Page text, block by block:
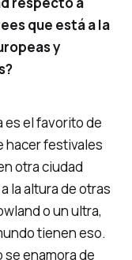
que está a la
y
es el favorito de
hacer festivales
otra ciudad
la altura de otras
o un ultra,
tienen eso.
enamora de